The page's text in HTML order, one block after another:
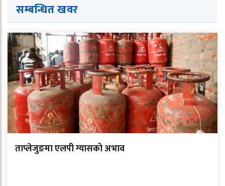
सम्बन्धित खवर
ताप्लेजुङमा एलपी ग्यासको अभाव